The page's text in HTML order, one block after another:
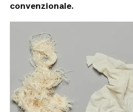
convenzionale.